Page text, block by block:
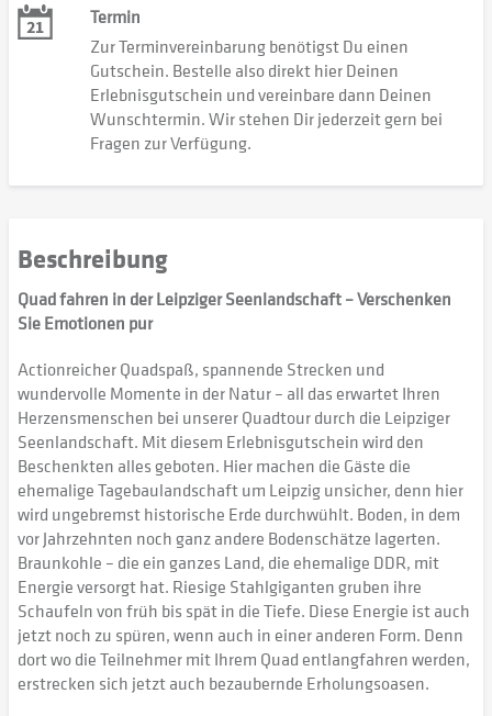
Termin
Zur Terminvereinbarung benötigst Du einen
Gutschein. Bestelle also direkt hier Deinen
Erlebnisgutschein und vereinbare dann Deinen
Wunschtermin. Wir stehen Dir jederzeit gern bei
Fragen zur Verfügung.
Beschreibung
Quad fahren in der Leipziger Seenlandschaft – Verschenken
Sie Emotionen pur
Actionreicher Quadspaß, spannende Strecken und
wundervolle Momente in der Natur – all das erwartet Ihren
Herzensmenschen bei unserer Quadtour durch die Leipziger
Seenlandschaft. Mit diesem Erlebnisgutschein wird den
Beschenkten alles geboten. Hier machen die Gäste die
ehemalige Tagebaulandschaft um Leipzig unsicher, denn hier
wird ungebremst historische Erde durchwühlt. Boden, in dem
vor Jahrzehnten noch ganz andere Bodenschätze lagerten.
Braunkohle – die ein ganzes Land, die ehemalige DDR, mit
Energie versorgt hat. Riesige Stahlgiganten gruben ihre
Schaufeln von früh bis spät in die Tiefe. Diese Energie ist auch
jetzt noch zu spüren, wenn auch in einer anderen Form. Denn
dort wo die Teilnehmer mit Ihrem Quad entlangfahren werden,
erstrecken sich jetzt auch bezaubernde Erholungsoasen.